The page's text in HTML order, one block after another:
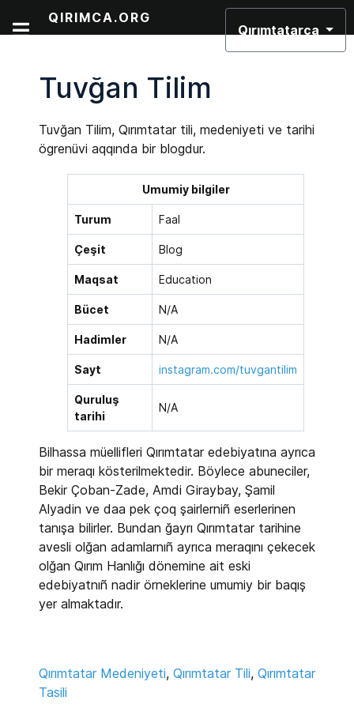
QIRIMCA.ORG
Qırımtatarca
Tuvğan Tilim
Tuvğan Tilim, Qırımtatar tili, medeniyeti ve tarihi
ögrenüvi aqqında bir blogdur.
Umumiy bilgiler
Turum Faal
Çeşit Blog
Maqsat Education
Bücet N/A
Hadimler N/A
Sayt instagram.com/tuvgantilim
Quruluş
tarihi
N/A
Bilhassa müellifleri Qırımtatar edebiyatına ayrıca
bir meraqı kösterilmektedir. Böylece abuneciler,
Bekir Çoban-Zade, Amdi Giraybay, Şamil
Alyadin ve daa pek çoq şairlerniñ eserlerinen
tanışa bilirler. Bundan ğayrı Qırımtatar tarihine
avesli olğan adamlarnıñ ayrıca meraqını çekecek
olğan Qırım Hanlığı dönemine ait eski
edebiyatnıñ nadir örneklerine umumiy bir baqış
yer almaktadır.
Qırımtatar Medeniyeti, Qırımtatar Tili, Qırımtatar
Tasili